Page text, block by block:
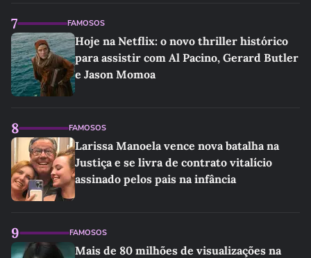
7 FAMOSOS
Hoje na Netflix: o novo thriller histórico
para assistir com Al Pacino, Gerard Butler
e Jason Momoa
8 FAMOSOS
Larissa Manoela vence nova batalha na
Justiça e se livra de contrato vitalício
assinado pelos pais na infância
9 FAMOSOS
Mais de 80 milhões de visualizações na